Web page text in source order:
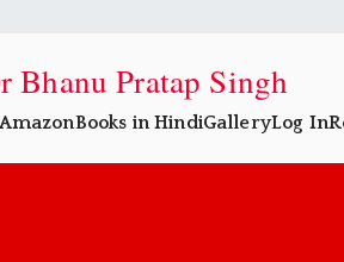
Bhanu Pratap Singh
Books in HindiGalleryLog In